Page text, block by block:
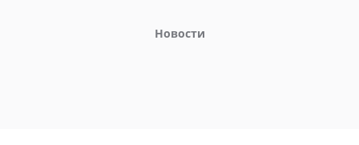
Новости